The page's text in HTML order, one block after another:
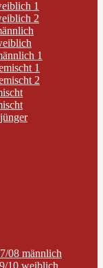
1
2
1
1
2
08 männlich
10 weiblich